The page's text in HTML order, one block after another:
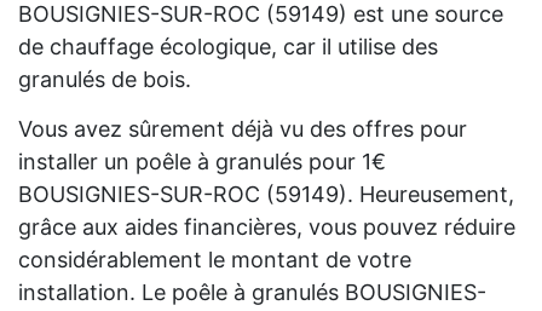
BOUSIGNIES-SUR-ROC (59149) est une source
de chauffage écologique, car il utilise des
granulés de bois.
Vous avez sûrement déjà vu des offres pour
installer un poêle à granulés pour 1€
BOUSIGNIES-SUR-ROC (59149). Heureusement,
grâce aux aides financières, vous pouvez réduire
considérablement le montant de votre
installation. Le poêle à granulés BOUSIGNIES-